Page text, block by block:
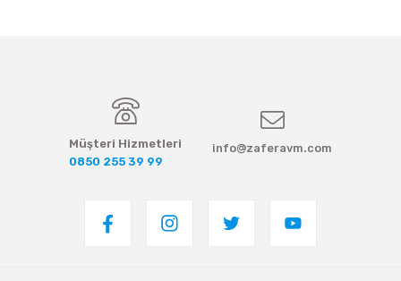
Müşteri Hizmetleri
0850 255 39 99
info@zaferavm.com